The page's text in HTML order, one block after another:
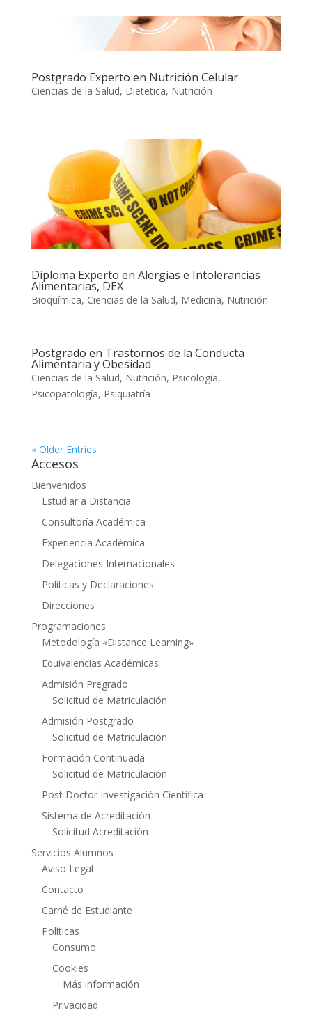
Postgrado Experto en Nutrición Celular
Ciencias de la Salud, Dietetica, Nutrición
Diploma Experto en Alergias e Intolerancias
Alimentarias, DEX
Bioquímica, Ciencias de la Salud, Medicina, Nutrición
Postgrado en Trastornos de la Conducta
Alimentaria y Obesidad
Ciencias de la Salud, Nutrición, Psicología,
Psicopatología, Psiquiatría
« Older Entries
Accesos
Bienvenidos
Estudiar a Distancia
Consultoría Académica
Experiencia Académica
Delegaciones Internacionales
Políticas y Declaraciones
Direcciones
Programaciones
Metodología «Distance Learning»
Equivalencias Académicas
Admisión Pregrado
Solicitud de Matriculación
Admisión Postgrado
Solicitud de Matriculación
Formación Continuada
Solicitud de Matriculación
Post Doctor Investigación Cientifica
Sistema de Acreditación
Solicitud Acreditación
Servicios Alumnos
Aviso Legal
Contacto
Carné de Estudiante
Políticas
Consumo
Cookies
Más información
Privacidad